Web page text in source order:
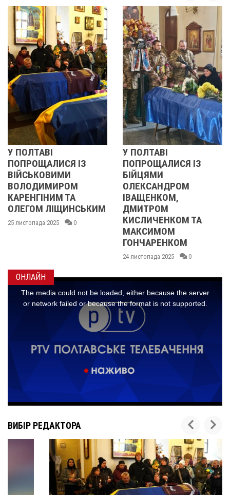
ІЗ
ТА
ЛІЩИНСЬКИМ
2025 0
У ПОЛТАВІ
ПОПРОЩАЛИСЯ ІЗ
БІЙЦЯМИ
ОЛЕКСАНДРОМ
ІВАЩЕНКОМ,
ДМИТРОМ
КИСЛИЧЕНКОМ ТА
МАКСИМОМ
ГОНЧАРЕНКОМ
24 листопада 2025 0
ОНЛАЙН
ВИБІР РЕДАКТОРА